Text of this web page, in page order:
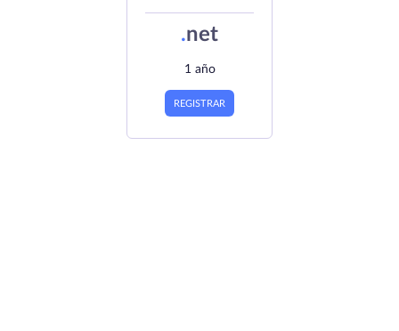
.net
1 año
REGISTRAR